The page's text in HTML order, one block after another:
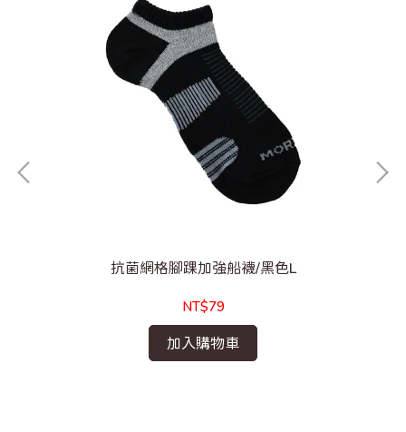
抗菌網格腳踝加強船襪/黑色L
NT$79
加入購物車